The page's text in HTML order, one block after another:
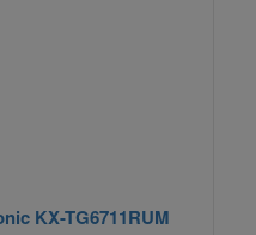
KX-TG6711RUM